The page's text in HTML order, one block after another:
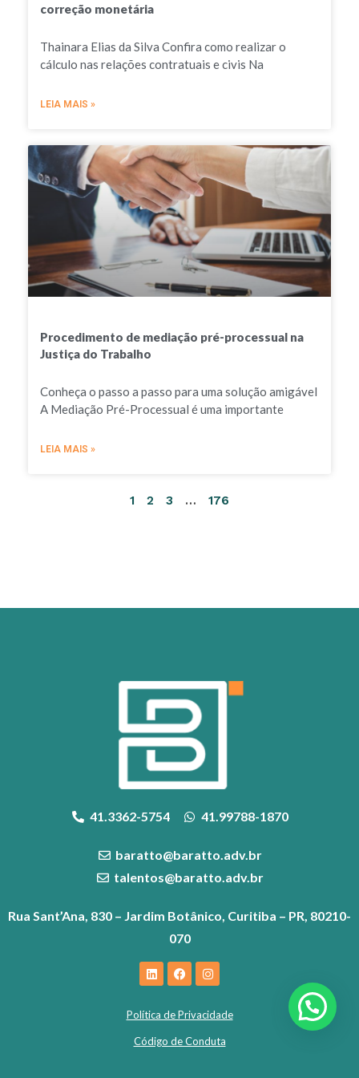
correção monetária
Thainara Elias da Silva Confira como realizar o
cálculo nas relações contratuais e civis Na
LEIA MAIS »
Procedimento de mediação pré-processual na
Justiça do Trabalho
Conheça o passo a passo para uma solução amigável
A Mediação Pré-Processual é uma importante
LEIA MAIS »
1 2 3 … 176
41.3362-5754 41.99788-1870
baratto@baratto.adv.br
talentos@baratto.adv.br
Rua Sant’Ana, 830 – Jardim Botânico, Curitiba – PR, 80210-
070
Política de Privacidade
Código de Conduta